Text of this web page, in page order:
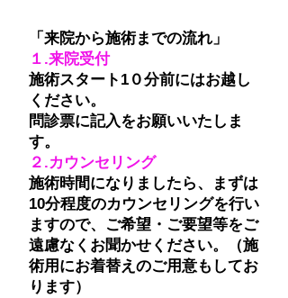
「来院から施術までの流れ」
１.来院受付
施術スタート1０分前にはお越し
ください。
問診票に記入をお願いいたしま
す。
２.カウンセリング
施術時間になりましたら、まずは
10分程度のカウンセリングを行い
ますので、ご希望・ご要望等をご
遠慮なくお聞かせください。（施
術用にお着替えのご用意もしてお
ります）